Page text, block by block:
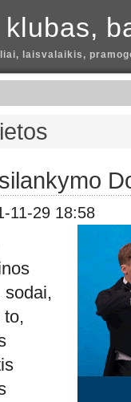
laisvalaikis,
11-29 18:58
sodai,
to,